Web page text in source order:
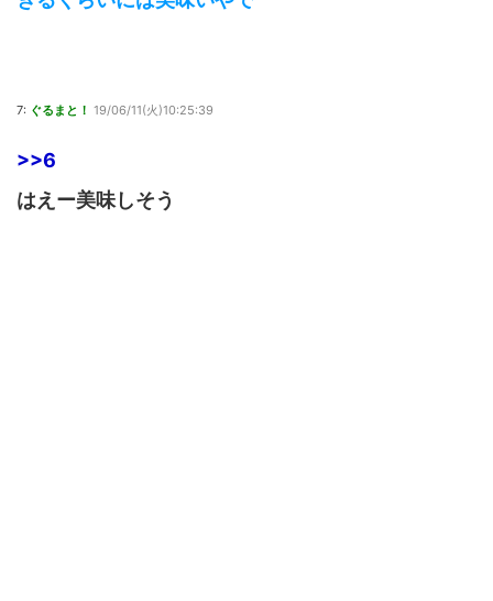
7: ぐるまと！ 19/06/11(火)10:25:39
>>6
はえー美味しそう